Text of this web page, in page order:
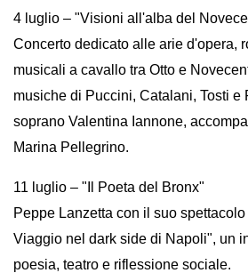
4 luglio – "Visioni all'alba del
Concerto dedicato alle arie d'opera,
musicali a cavallo tra Otto e
musiche di Puccini, Catalani, Tosti e
soprano Valentina Iannone,
Marina Pellegrino.
11 luglio – "Il Poeta del Bronx"
Peppe Lanzetta con il suo
Viaggio nel dark side di Napoli", un
poesia, teatro e riflessione sociale.